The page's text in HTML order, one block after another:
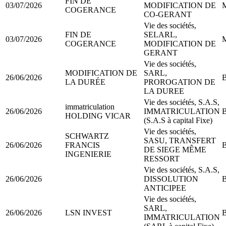
03/07/2026
COGERANCE
MODIFICATION DE
CO-GERANT
03/07/2026
FIN DE
COGERANCE
Vie des sociétés,
SELARL,
MODIFICATION DE
GERANT
26/06/2026
MODIFICATION DE
LA DURÉE
Vie des sociétés,
SARL,
PROROGATION DE
LA DUREE
26/06/2026
immatriculation
HOLDING VICAR
Vie des sociétés, S.A.S,
IMMATRICULATION
(S.A.S à capital Fixe)
26/06/2026
SCHWARTZ
FRANCIS
INGENIERIE
Vie des sociétés,
SASU, TRANSFERT
DE SIEGE MÊME
RESSORT
26/06/2026
Vie des sociétés, S.A.S,
DISSOLUTION
ANTICIPEE
26/06/2026 LSN INVEST
Vie des sociétés,
SARL,
IMMATRICULATION